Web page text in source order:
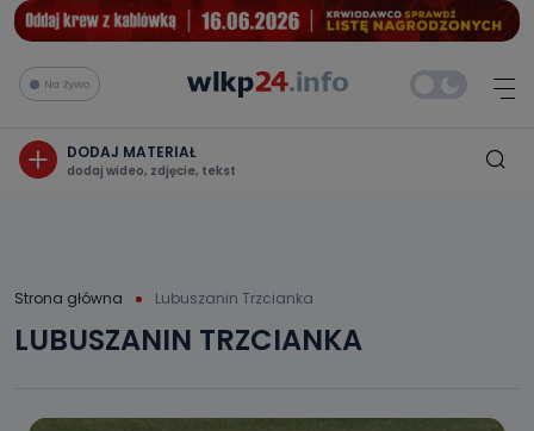
Na żywo
DODAJ MATERIAŁ
dodaj wideo, zdjęcie, tekst
Strona główna Lubuszanin Trzcianka
LUBUSZANIN TRZCIANKA